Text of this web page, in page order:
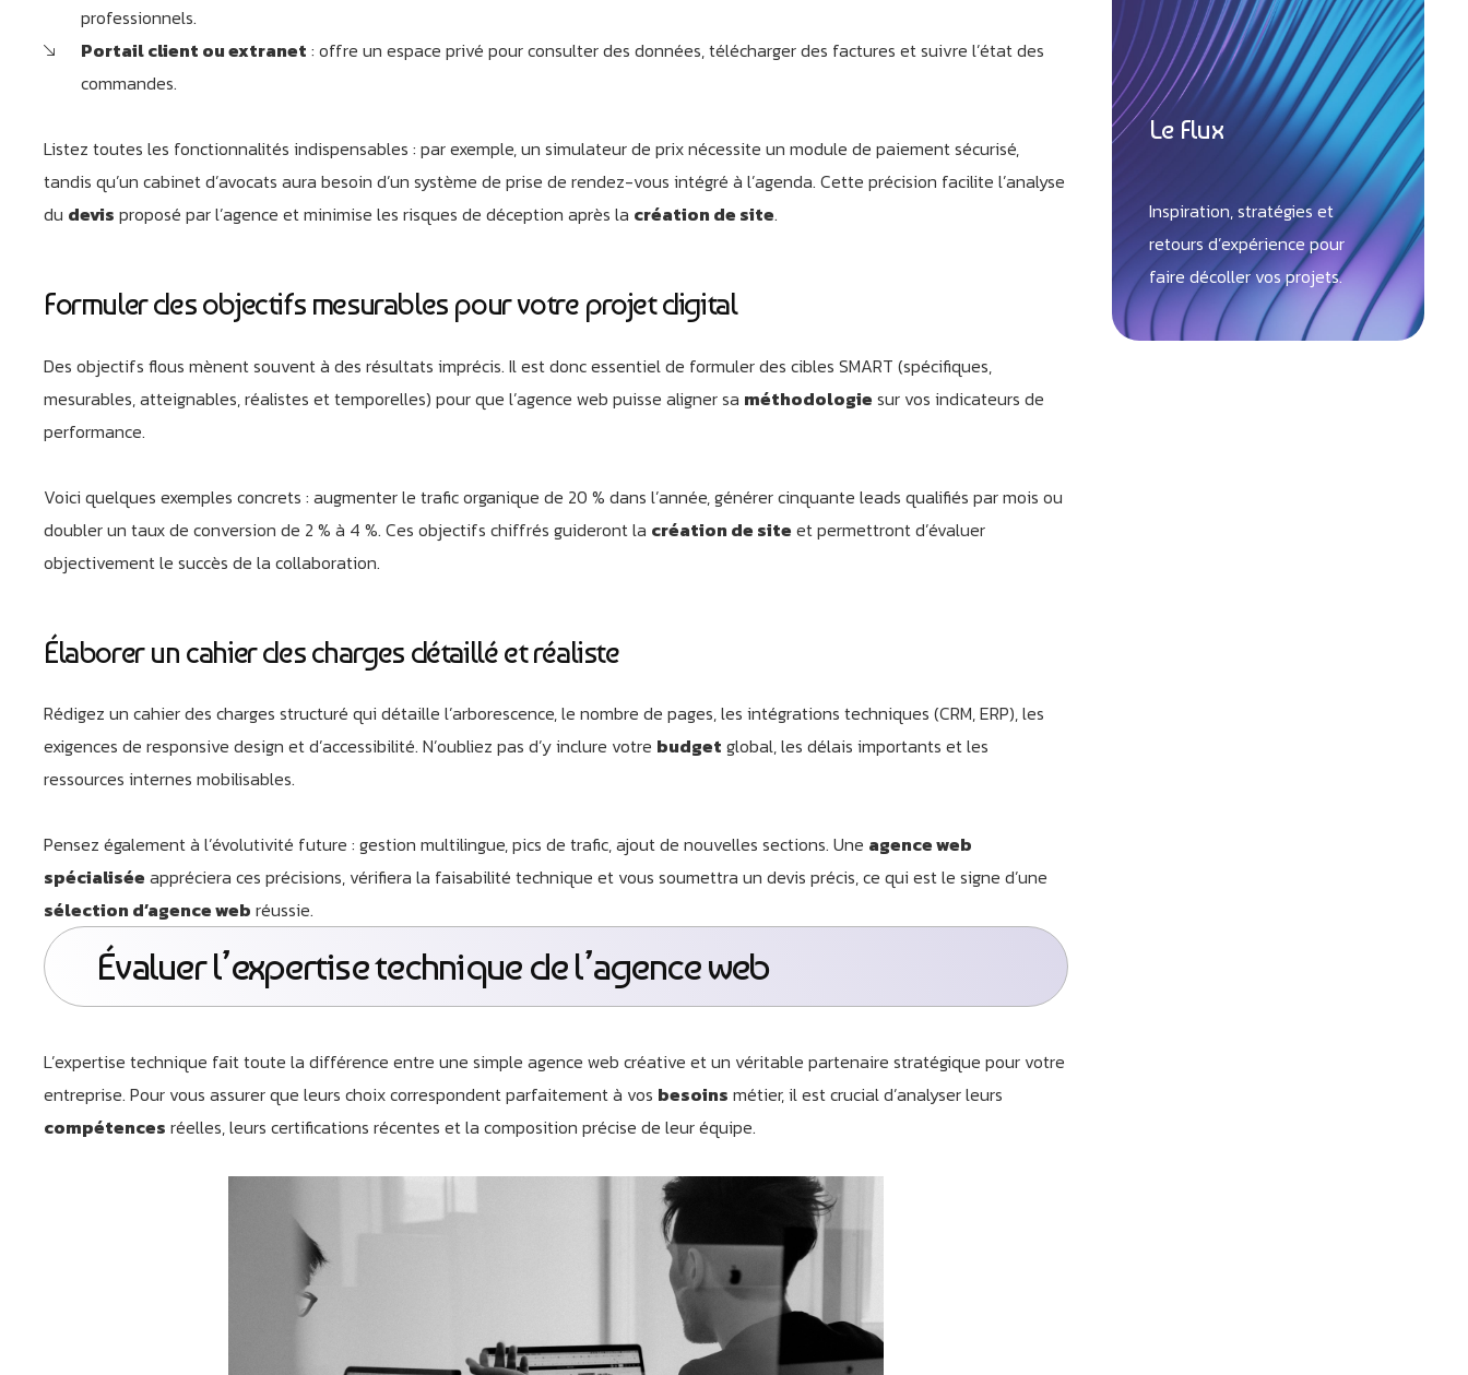
professionnels.
Portail client ou extranet : offre un espace privé pour consulter des données, télécharger des factures et suivre l’état des
commandes.
Listez toutes les fonctionnalités indispensables : par exemple, un simulateur de prix nécessite un module de paiement sécurisé,
tandis qu’un cabinet d’avocats aura besoin d’un système de prise de rendez-vous intégré à l’agenda. Cette précision facilite l’analyse
du devis proposé par l’agence et minimise les risques de déception après la création de site.
Formuler des objectifs mesurables pour votre projet digital
Des objectifs flous mènent souvent à des résultats imprécis. Il est donc essentiel de formuler des cibles SMART (spécifiques,
mesurables, atteignables, réalistes et temporelles) pour que l’agence web puisse aligner sa méthodologie sur vos indicateurs de
performance.
Voici quelques exemples concrets : augmenter le trafic organique de 20 % dans l’année, générer cinquante leads qualifiés par mois ou
doubler un taux de conversion de 2 % à 4 %. Ces objectifs chiffrés guideront la création de site et permettront d’évaluer
objectivement le succès de la collaboration.
Élaborer un cahier des charges détaillé et réaliste
Rédigez un cahier des charges structuré qui détaille l’arborescence, le nombre de pages, les intégrations techniques (CRM, ERP), les
exigences de responsive design et d’accessibilité. N’oubliez pas d’y inclure votre budget global, les délais importants et les
ressources internes mobilisables.
Pensez également à l’évolutivité future : gestion multilingue, pics de trafic, ajout de nouvelles sections. Une agence web
spécialisée appréciera ces précisions, vérifiera la faisabilité technique et vous soumettra un devis précis, ce qui est le signe d’une
sélection d’agence web réussie.
Évaluer l’expertise technique de l’agence web
L’expertise technique fait toute la différence entre une simple agence web créative et un véritable partenaire stratégique pour votre
entreprise. Pour vous assurer que leurs choix correspondent parfaitement à vos besoins métier, il est crucial d’analyser leurs
compétences réelles, leurs certifications récentes et la composition précise de leur équipe.
Le Flux
Inspiration, stratégies et
retours d’expérience pour
faire décoller vos projets.